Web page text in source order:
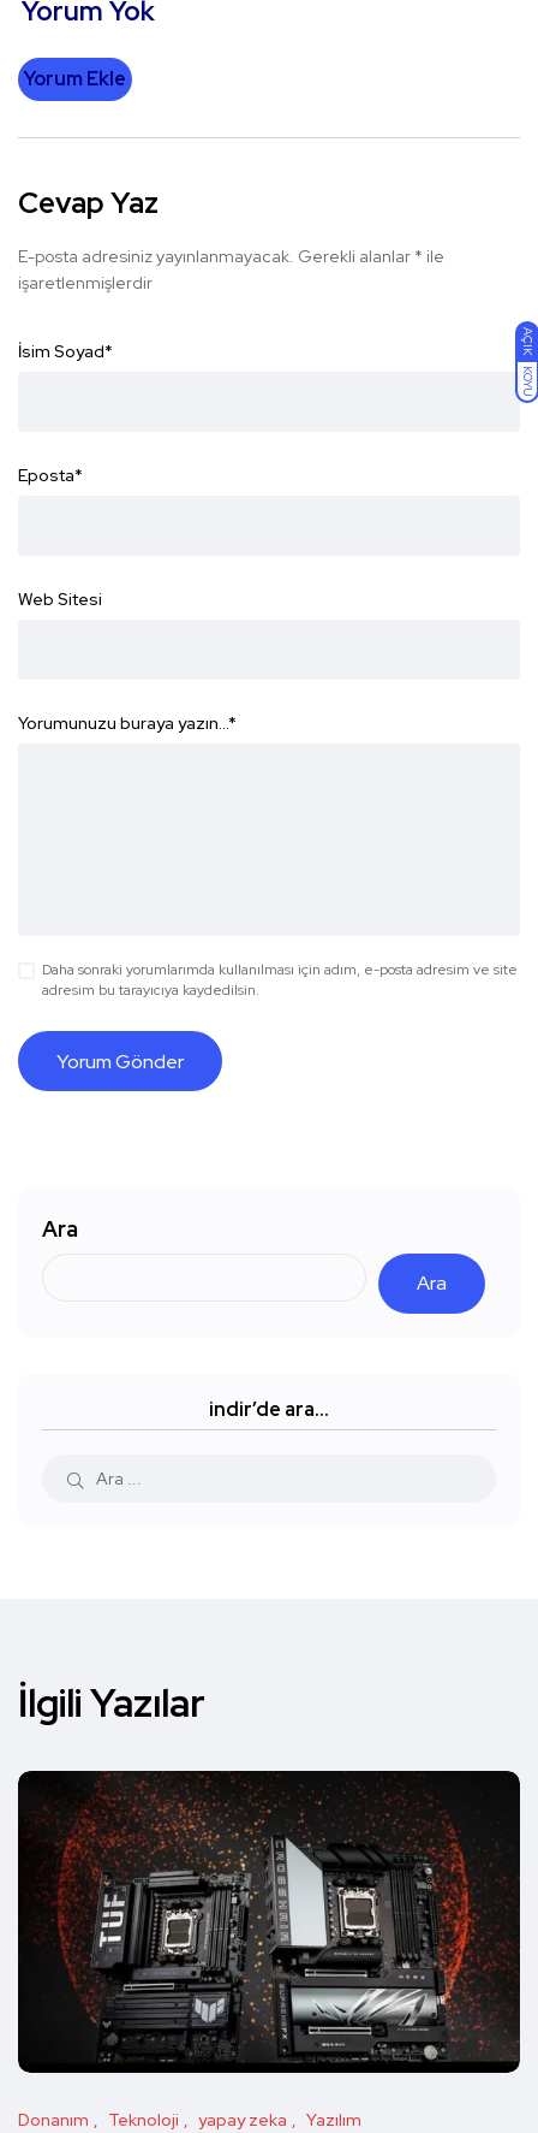
AÇIK
KOYU
Yorum Yok
Yorum Ekle
Cevap Yaz
E-posta adresiniz yayınlanmayacak. Gerekli alanlar * ile
işaretlenmişlerdir
İsim Soyad*
Eposta*
Web Sitesi
Yorumunuzu buraya yazın...*
Daha sonraki yorumlarımda kullanılması için adım, e-posta adresim ve site
adresim bu tarayıcıya kaydedilsin.
Ara
Ara
indir’de ara…
İlgili Yazılar
Donanım Teknoloji yapay zeka Yazılım